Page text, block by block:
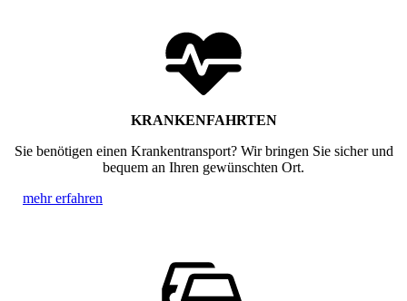
KRANKENFAHRTEN
Sie benötigen einen Krankentransport? Wir bringen Sie sicher und
bequem an Ihren gewünschten Ort.
mehr erfahren